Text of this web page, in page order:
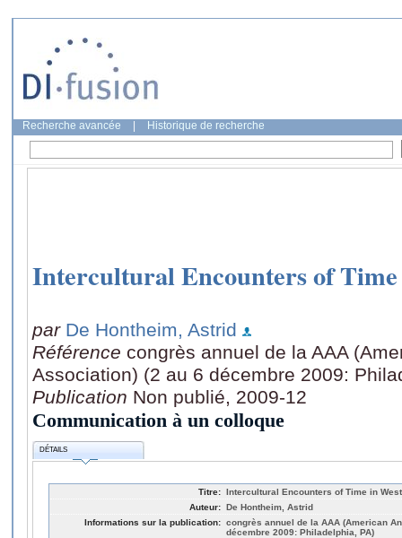
Recherche avancée Historique de recherche
Intercultural Encounters of Time
par De Hontheim, Astrid
Référence congrès annuel de la AAA
Association) (2 au 6 décembre 2009:
Publication Non publié, 2009-12
Communication à un colloque
DÉTAILS
Titre: Intercultural Encounters of Time in
Auteur: De Hontheim, Astrid
Informations sur la publication: congrès annuel de la AAA (American
décembre 2009: Philadelphia, PA)